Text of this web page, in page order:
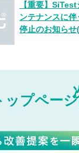
推奨と代替機
【重要】
ンテナンスに伴
停止のお知らせ
ップペー